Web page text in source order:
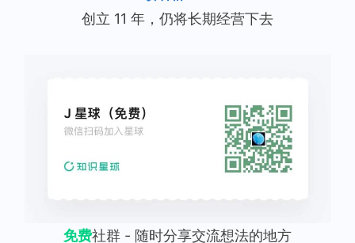
创立 11 年，仍将长期经营下去
免费社群 - 随时分享交流想法的地方